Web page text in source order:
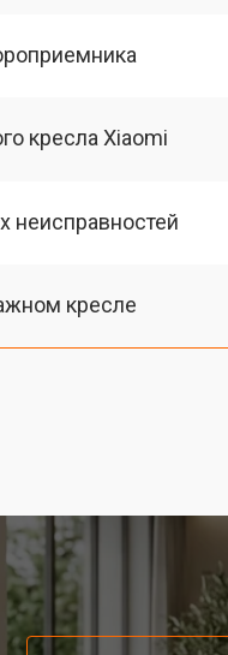
кресла Xiaomi
неисправностей
кресле
спуска